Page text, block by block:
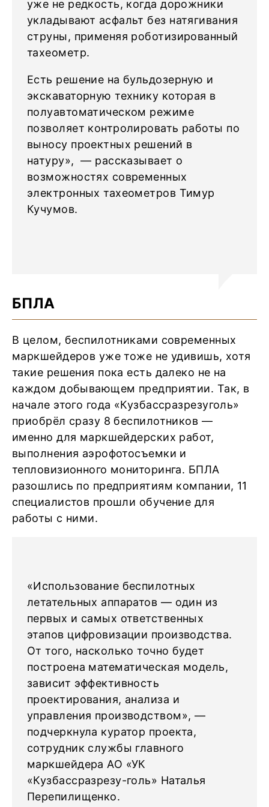
уже не редкость, когда дорожники
укладывают асфальт без натягивания
струны, применяя роботизированный
тахеометр.
Есть решение на бульдозерную и
экскаваторную технику которая в
полуавтоматическом режиме
позволяет контролировать работы по
выносу проектных решений в
натуру», — рассказывает о
возможностях современных
электронных тахеометров Тимур
Кучумов.
БПЛА
В целом, беспилотниками современных
маркшейдеров уже тоже не удивишь, хотя
такие решения пока есть далеко не на
каждом добывающем предприятии. Так, в
начале этого года «Кузбассразрезуголь»
приобрёл сразу 8 беспилотников —
именно для маркшейдерских работ,
выполнения аэрофотосъемки и
тепловизионного мониторинга. БПЛА
разошлись по предприятиям компании, 11
специалистов прошли обучение для
работы с ними.
«Использование беспилотных
летательных аппаратов — один из
первых и самых ответственных
этапов цифровизации производства.
От того, насколько точно будет
построена математическая модель,
зависит эффективность
проектирования, анализа и
управления производством», —
подчеркнула куратор проекта,
сотрудник службы главного
маркшейдера АО «УК
«Кузбассразрезу-голь» Наталья
Перепилищенко.